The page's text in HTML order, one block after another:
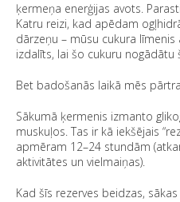
ķermeņa enerģijas avots.
Katru reizi, kad apēdam
dārzeņu – mūsu cukura līmenis
izdalīts, lai šo cukuru nogādātu
Bet badošanās laikā mēs
Sākumā ķermenis izmanto
muskuļos. Tas ir kā iekšējais
apmēram 12–24 stundām
aktivitātes un vielmaiņas).
Kad šīs rezerves beidzas,